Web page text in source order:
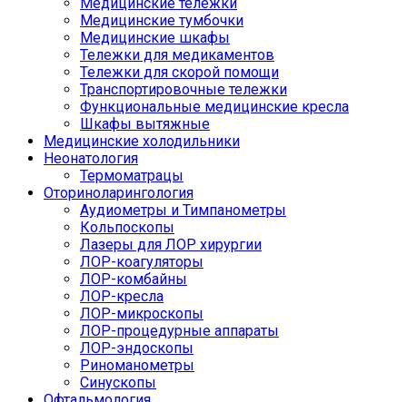
Медицинские тумбочки
Медицинские шкафы
Тележки для медикаментов
Тележки для скорой помощи
Транспортировочные тележки
Функциональные медицинские кресла
Шкафы вытяжные
Медицинские холодильники
Неонатология
Термоматрацы
Оториноларингология
Аудиометры и Тимпанометры
Кольпоскопы
Лазеры для ЛОР хирургии
ЛОР-коагуляторы
ЛОР-комбайны
ЛОР-кресла
ЛОР-микроскопы
ЛОР-процедурные аппараты
ЛОР-эндоскопы
Риноманометры
Синускопы